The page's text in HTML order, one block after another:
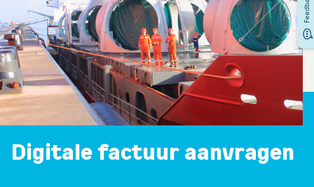
Digitale factuur aanvragen
Feedback